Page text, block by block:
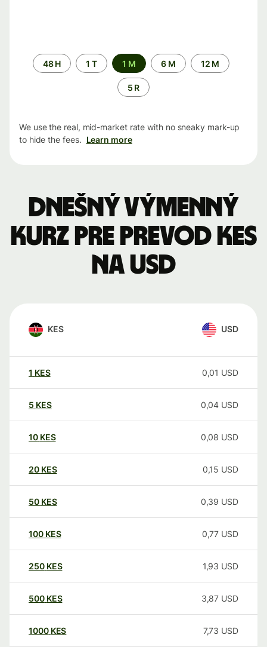
Time
period
48 H 1 T 1 M 6 M 12 M
5 R
We use the real, mid-market rate with no sneaky mark-up
to hide the fees. Learn more
Dnešný výmenný
kurz pre prevod KES
na USD
KES USD
1 KES 0,01 USD
5 KES 0,04 USD
10 KES 0,08 USD
20 KES 0,15 USD
50 KES 0,39 USD
100 KES 0,77 USD
250 KES 1,93 USD
500 KES 3,87 USD
1000 KES 7,73 USD